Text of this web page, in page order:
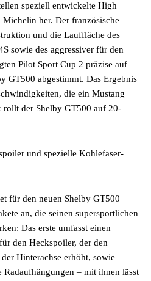
speziell entwickelte High
her. Der französische
und die Lauffläche des
sowie des aggressiver für den
Pilot Sport Cup 2 präzise auf
GT500 abgestimmt. Das Ergebnis
die ein Mustang
rollt der Shelby GT500 auf 20-
und spezielle Kohlefaser-
für den neuen Shelby GT500
an, die seinen supersportlichen
Das erste umfasst einen
den Heckspoiler, der den
Hinterachse erhöht, sowie
– mit ihnen lässt